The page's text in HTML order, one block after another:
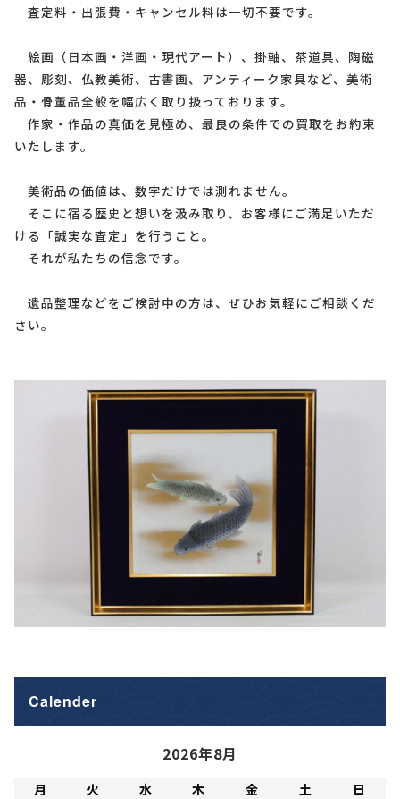
査定料・出張費・キャンセル料は一切不要です。
絵画（日本画・洋画・現代アート）、掛軸、茶道具、陶磁
器、彫刻、仏教美術、古書画、アンティーク家具など、美術
品・骨董品全般を幅広く取り扱っております。
作家・作品の真価を見極め、最良の条件での買取をお約束
いたします。
美術品の価値は、数字だけでは測れません。
そこに宿る歴史と想いを汲み取り、お客様にご満足いただ
ける「誠実な査定」を行うこと。
それが私たちの信念です。
遺品整理などをご検討中の方は、ぜひお気軽にご相談くだ
さい。
Calender
2026年8月
月 火 水 木 金 土
日